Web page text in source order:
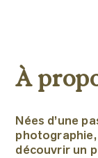
À
Nées d’une
découvrir un